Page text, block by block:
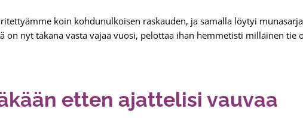
koin kohdunulkoisen raskauden, ja samalla löytyi
on nyt takana vasta vajaa vuosi, pelottaa ihan hemmetisti millainen tie
etten ajattelisi vauvaa